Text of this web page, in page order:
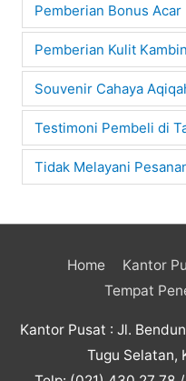
Pemberian Bonus Acar
Pemberian Kulit
Souvenir Cahaya
Testimoni Pembeli di
Tidak Melayani
Home Kantor
Tempat
Kantor Pusat : Jl.
Tugu Selatan,